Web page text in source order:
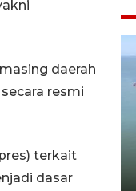
daerah
resmi
terkait
dasar